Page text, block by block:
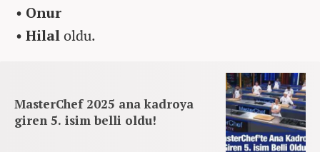
• Onur
• Hilaloldu.
MasterChef 2025 ana kadroya
giren 5. isim belli oldu!